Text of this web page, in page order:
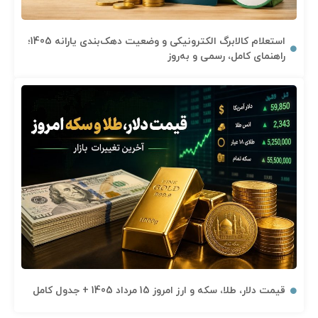
استعلام کالابرگ الکترونیکی و وضعیت دهک‌بندی یارانه 1405؛
راهنمای کامل، رسمی و به‌روز
قیمت دلار، طلا، سکه و ارز امروز 15 مرداد 1405 + جدول کامل